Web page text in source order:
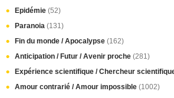
Epidémie (52)
Paranoia (131)
Fin du monde / Apocalypse (162)
Anticipation / Futur / Avenir proche (281)
Expérience scientifique / Chercheur
Amour contrarié / Amour impossible (1002)